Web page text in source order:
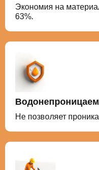
Экономия на
63%.
Не позволяет